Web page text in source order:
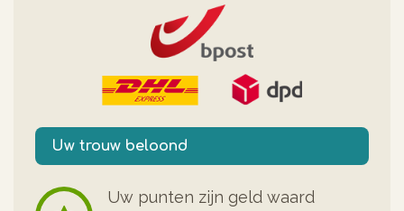
Uw trouw beloond
Uw punten zijn geld waard